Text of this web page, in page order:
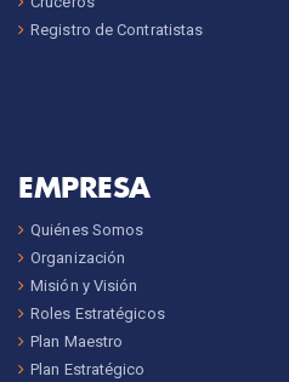
Registro de Contratistas
EMPRESA
Quiénes Somos
Organización
Misión y Visión
Roles Estratégicos
Plan Maestro
Plan Estratégico